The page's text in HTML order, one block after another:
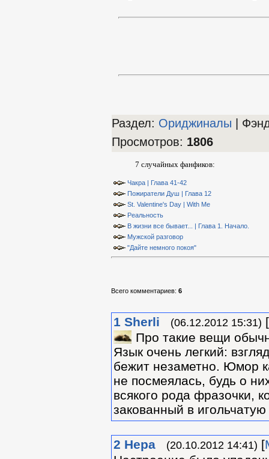
Раздел: Ориджиналы |
Просмотров: 1806
7 случайных фанфиков:
Чакра | Глава 41-42
Пожиратели Душ | Глава 12
St. Valentine's Day | With Me
Реальность
В жизни все бывает... | Глава 1. Начало.
Мужской разговор
"Дайте немного покоя"
Всего комментариев: 6
1 Sherli (06.12.2012 15:31) [
Про такие вещи
Язык очень легкий:
бежит незаметно. Юмор
не посмеялась, будь о
всякого рода фразочки,
закованный в
2 Нера (20.10.2012 14:41) [